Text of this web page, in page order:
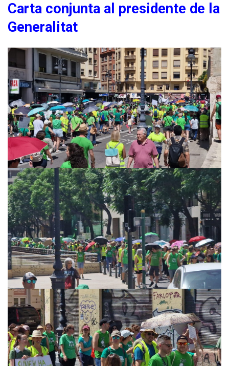
Carta conjunta al presidente de la
Generalitat